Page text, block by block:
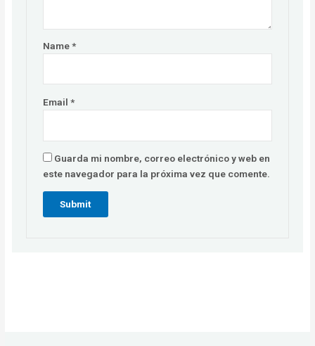
Name*
Email*
Guarda mi nombre, correo electrónico y web en
este navegador para la próxima vez que comente.